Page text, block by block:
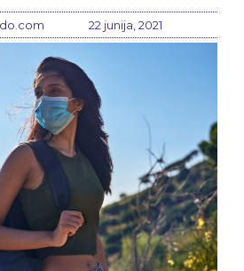
22 junija, 2021